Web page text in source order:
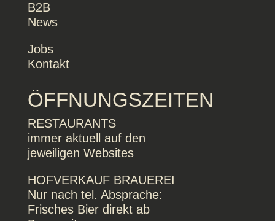
B2B
News
Jobs
Kontakt
ÖFFNUNGSZEITEN
RESTAURANTS
immer aktuell auf den
jeweiligen Websites
HOFVERKAUF BRAUEREI
Nur nach tel. Absprache:
Frisches Bier direkt ab